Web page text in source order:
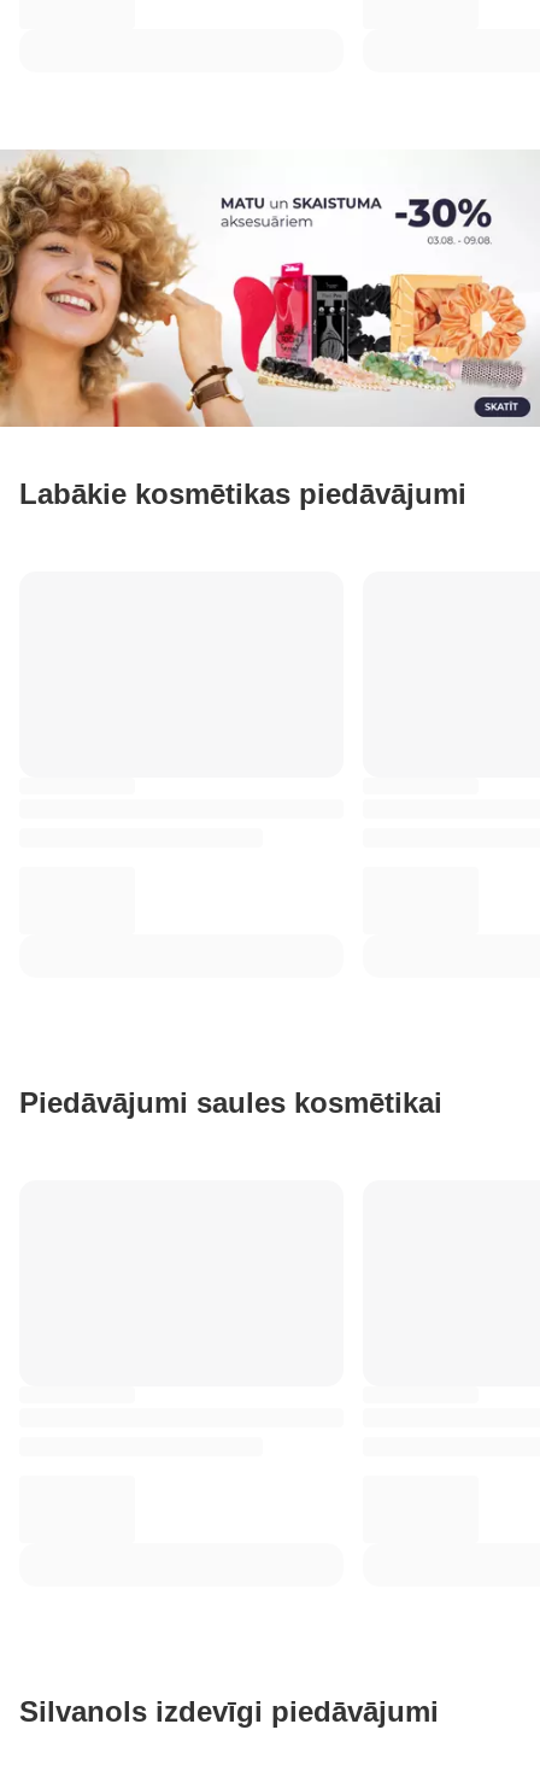
Labākie kosmētikas piedāvājumi
Piedāvājumi saules kosmētikai
Silvanols izdevīgi piedāvājumi